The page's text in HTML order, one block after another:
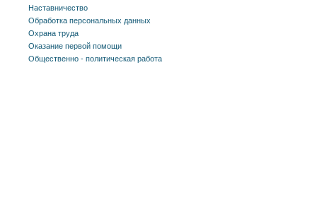
Наставничество
Обработка персональных данных
Охрана труда
Оказание первой помощи
Общественно - политическая работа